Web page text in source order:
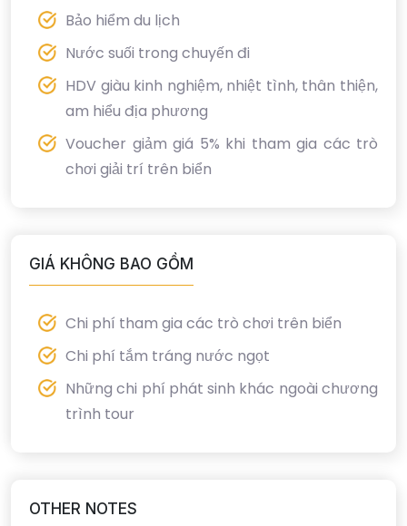
Bảo hiểm du lịch
Nước suối trong chuyến đi
HDV giàu kinh nghiệm, nhiệt tình, thân thiện,
am hiểu địa phương
Voucher giảm giá 5% khi tham gia các trò
chơi giải trí trên biển
GIÁ KHÔNG BAO GỒM
Chi phí tham gia các trò chơi trên biển
Chi phí tắm tráng nước ngọt
Những chi phí phát sinh khác ngoài chương
trình tour
OTHER NOTES